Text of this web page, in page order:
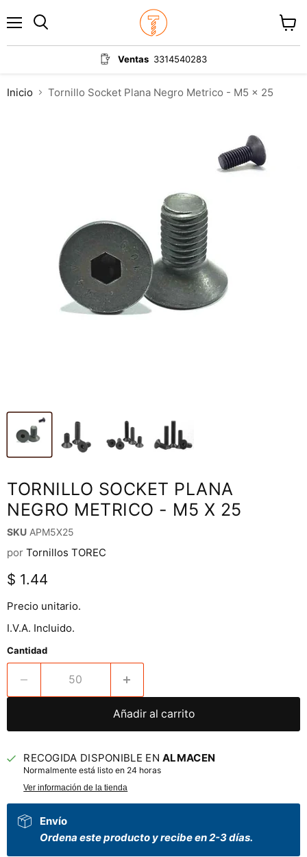
Ventas 3314540283
carrito
Inicio Tornillo Socket Plana Negro Metrico - M5 x 25
TORNILLO SOCKET PLANA
NEGRO METRICO - M5 X 25
SKU APM5X25
por Tornillos TOREC
Precio actual
$ 1.44
Precio unitario.
I.V.A. Incluido.
Cantidad
Añadir al carrito
RECOGIDA DISPONIBLE ENALMACEN
Normalmente está listo en 24 horas
Ver información de la tienda
Envío
Ordena este producto y recibe en 2-3 días.